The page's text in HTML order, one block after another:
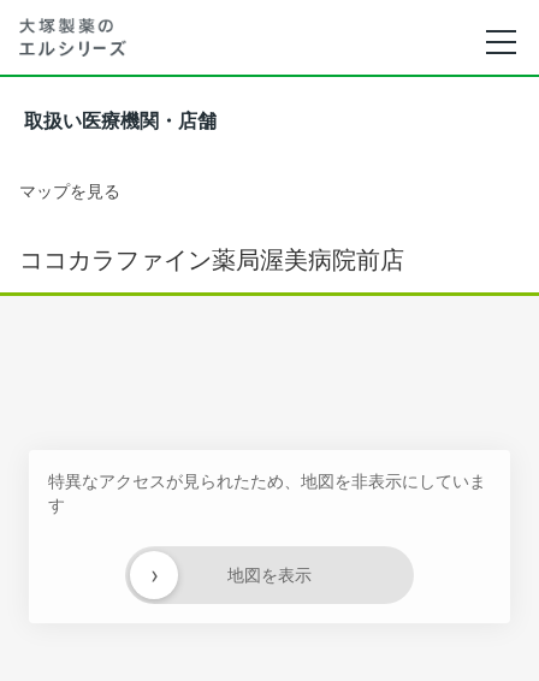
取扱い医療機関・店舗
マップを見る
ココカラファイン薬局渥美病院前店
特異なアクセスが見られたため、地図を非表示にしていま
す
地図を表示
›